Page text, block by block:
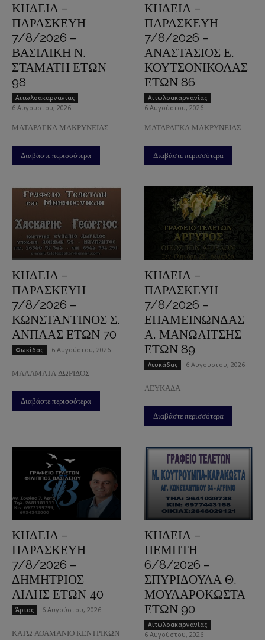
ΚΗΔΕΙΑ –
ΠΑΡΑΣΚΕΥΗ
7/8/2026 –
ΒΑΣΙΛΙΚΗ Ν.
ΣΤΑΜΑΤΗ ΕΤΩΝ
98
Aιτωλοακαρνανίας
6 Αυγούστου, 2026
ΜΑΤΑΡΑΓΚΑ ΜΑΚΡΥΝΕΙΑΣ
Διαβάστε περισσότερα
ΚΗΔΕΙΑ –
ΠΑΡΑΣΚΕΥΗ
7/8/2026 –
ΑΝΑΣΤΑΣΙΟΣ Ε.
ΚΟΥΤΣΟΝΙΚΟΛΑΣ
ΕΤΩΝ 86
Aιτωλοακαρνανίας
6 Αυγούστου, 2026
ΜΑΤΑΡΑΓΚΑ ΜΑΚΡΥΝΕΙΑΣ
Διαβάστε περισσότερα
ΚΗΔΕΙΑ –
ΠΑΡΑΣΚΕΥΗ
7/8/2026 –
ΚΩΝΣΤΑΝΤΙΝΟΣ Σ.
ΑΝΠΛΑΣ ΕΤΩΝ 70
Φωκίδας 6 Αυγούστου, 2026
ΜΑΛΑΜΑΤΑ ΔΩΡΙΔΟΣ
Διαβάστε περισσότερα
ΚΗΔΕΙΑ –
ΠΑΡΑΣΚΕΥΗ
7/8/2026 –
ΕΠΑΜΕΙΝΩΝΔΑΣ
Α. ΜΑΝΩΛΙΤΣΗΣ
ΕΤΩΝ 89
Λευκάδας 6 Αυγούστου, 2026
ΛΕΥΚΑΔΑ
Διαβάστε περισσότερα
ΚΗΔΕΙΑ –
ΠΑΡΑΣΚΕΥΗ
7/8/2026 –
ΔΗΜΗΤΡΙΟΣ
ΛΙΛΗΣ ΕΤΩΝ 40
Άρτας 6 Αυγούστου, 2026
ΚΑΤΩ ΑΘΑΜΑΝΙΟ ΚΕΝΤΡΙΚΩΝ
ΚΗΔΕΙΑ –
ΠΕΜΠΤΗ
6/8/2026 –
ΣΠΥΡΙΔΟΥΛΑ Θ.
ΜΟΥΛΑΡΟΚΩΣΤΑ
ΕΤΩΝ 90
Aιτωλοακαρνανίας
6 Αυγούστου, 2026